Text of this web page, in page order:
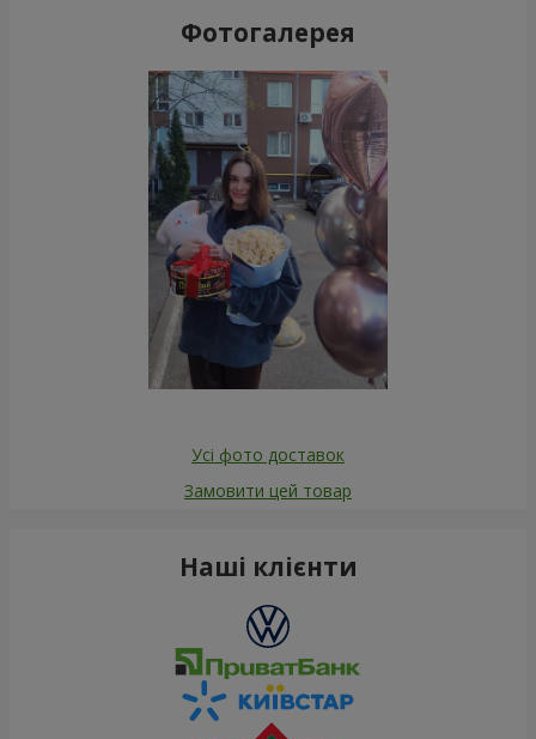
Фотогалерея
Усі фото доставок
Замовити цей товар
Наші клієнти